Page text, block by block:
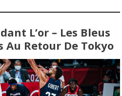
L’or – Les Bleus
Au Retour De Tokyo